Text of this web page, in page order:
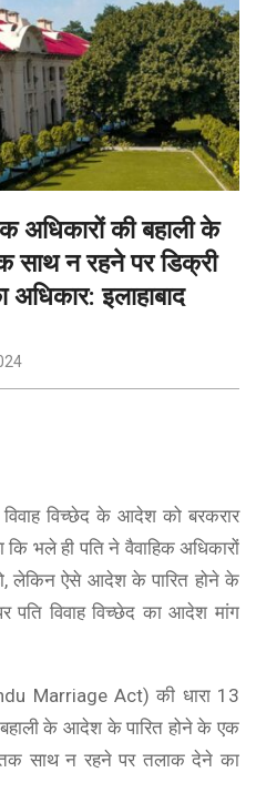
अधिकारों की बहाली के
न रहने पर डिक्री
अधिकार: इलाहाबाद
विच्छेद के आदेश को बरकरार
कि भले ही पति ने वैवाहिक अधिकारों
लेकिन ऐसे आदेश के पारित होने के
विवाह विच्छेद का आदेश मांग
Marriage Act) की धारा 13
के आदेश के पारित होने के एक
साथ न रहने पर तलाक देने का